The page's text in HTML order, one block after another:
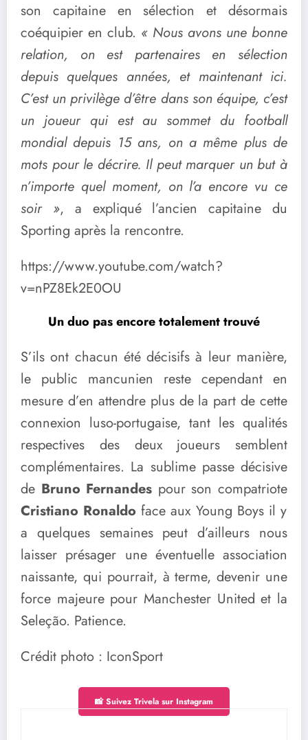
son capitaine en sélection et désormais
coéquipier en club. « Nous avons une bonne
relation, on est partenaires en sélection
depuis quelques années, et maintenant ici.
C’est un privilège d’être dans son équipe, c’est
un joueur qui est au sommet du football
mondial depuis 15 ans, on a même plus de
mots pour le décrire. Il peut marquer un but à
n’importe quel moment, on l’a encore vu ce
soir », a expliqué l’ancien capitaine du
Sporting après la rencontre.
https://www.youtube.com/watch?
v=nPZ8Ek2E0OU
Un duo pas encore totalement trouvé
S’ils ont chacun été décisifs à leur manière,
le public mancunien reste cependant en
mesure d’en attendre plus de la part de cette
connexion luso-portugaise, tant les qualités
respectives des deux joueurs semblent
complémentaires. La sublime passe décisive
de Bruno Fernandes pour son compatriote
Cristiano Ronaldo face aux Young Boys il y
a quelques semaines peut d’ailleurs nous
laisser présager une éventuelle association
naissante, qui pourrait, à terme, devenir une
force majeure pour Manchester United et la
Seleção. Patience.
Crédit photo : IconSport
📸 Suivez Trivela sur Instagram